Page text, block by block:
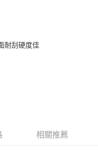
耐刮硬度佳
相關推薦